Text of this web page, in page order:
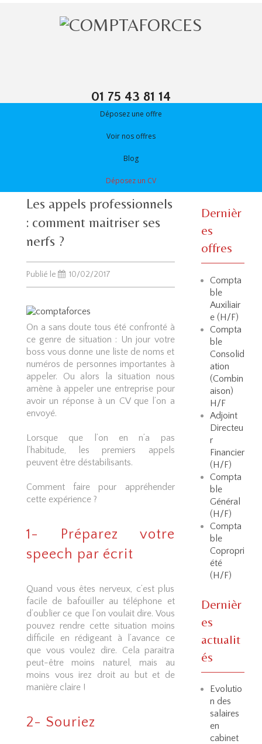
01 75 43 81 14
Déposez une offre
Voir nos offres
Blog
Déposez un CV
Les appels professionnels
: comment maitriser ses
nerfs ?
Publié le 10/02/2017
On a sans doute tous été confronté à
ce genre de situation : Un jour votre
boss vous donne une liste de noms et
numéros de personnes importantes à
appeler. Ou alors la situation nous
amène à appeler une entreprise pour
avoir un réponse à un CV que l’on a
envoyé.
Lorsque que l’on en n’a pas
l’habitude, les premiers appels
peuvent être déstabilisants.
Comment faire pour appréhender
cette expérience ?
1- Préparez votre
speech par écrit
Quand vous êtes nerveux, c’est plus
facile de bafouiller au téléphone et
d’oublier ce que l’on voulait dire. Vous
pouvez rendre cette situation moins
difficile en rédigeant à l’avance ce
que vous voulez dire. Cela paraitra
peut-être moins naturel, mais au
moins vous irez droit au but et de
manière claire !
2- Souriez
Dernièr
es
offres
Compta
ble
Auxiliair
e (H/F)
Compta
ble
Consolid
ation
(Combin
aison)
H/F
Adjoint
Directeu
r
Financier
(H/F)
Compta
ble
Général
(H/F)
Compta
ble
Copropri
été
(H/F)
Dernièr
es
actualit
és
Evolutio
n des
salaires
en
cabinet